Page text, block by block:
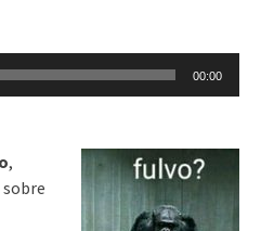
00:00
,